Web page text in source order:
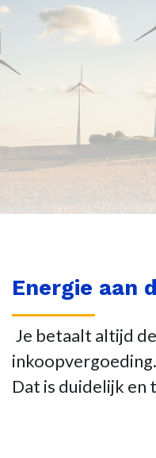
Energie aan
Je betaalt altijd
inkoopvergoeding.
Dat is duidelijk en